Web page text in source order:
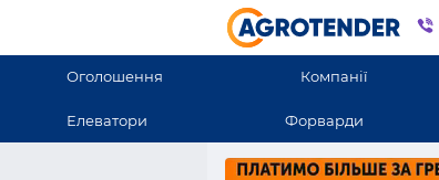
Оголошення Компанії
Елеватори Форварди